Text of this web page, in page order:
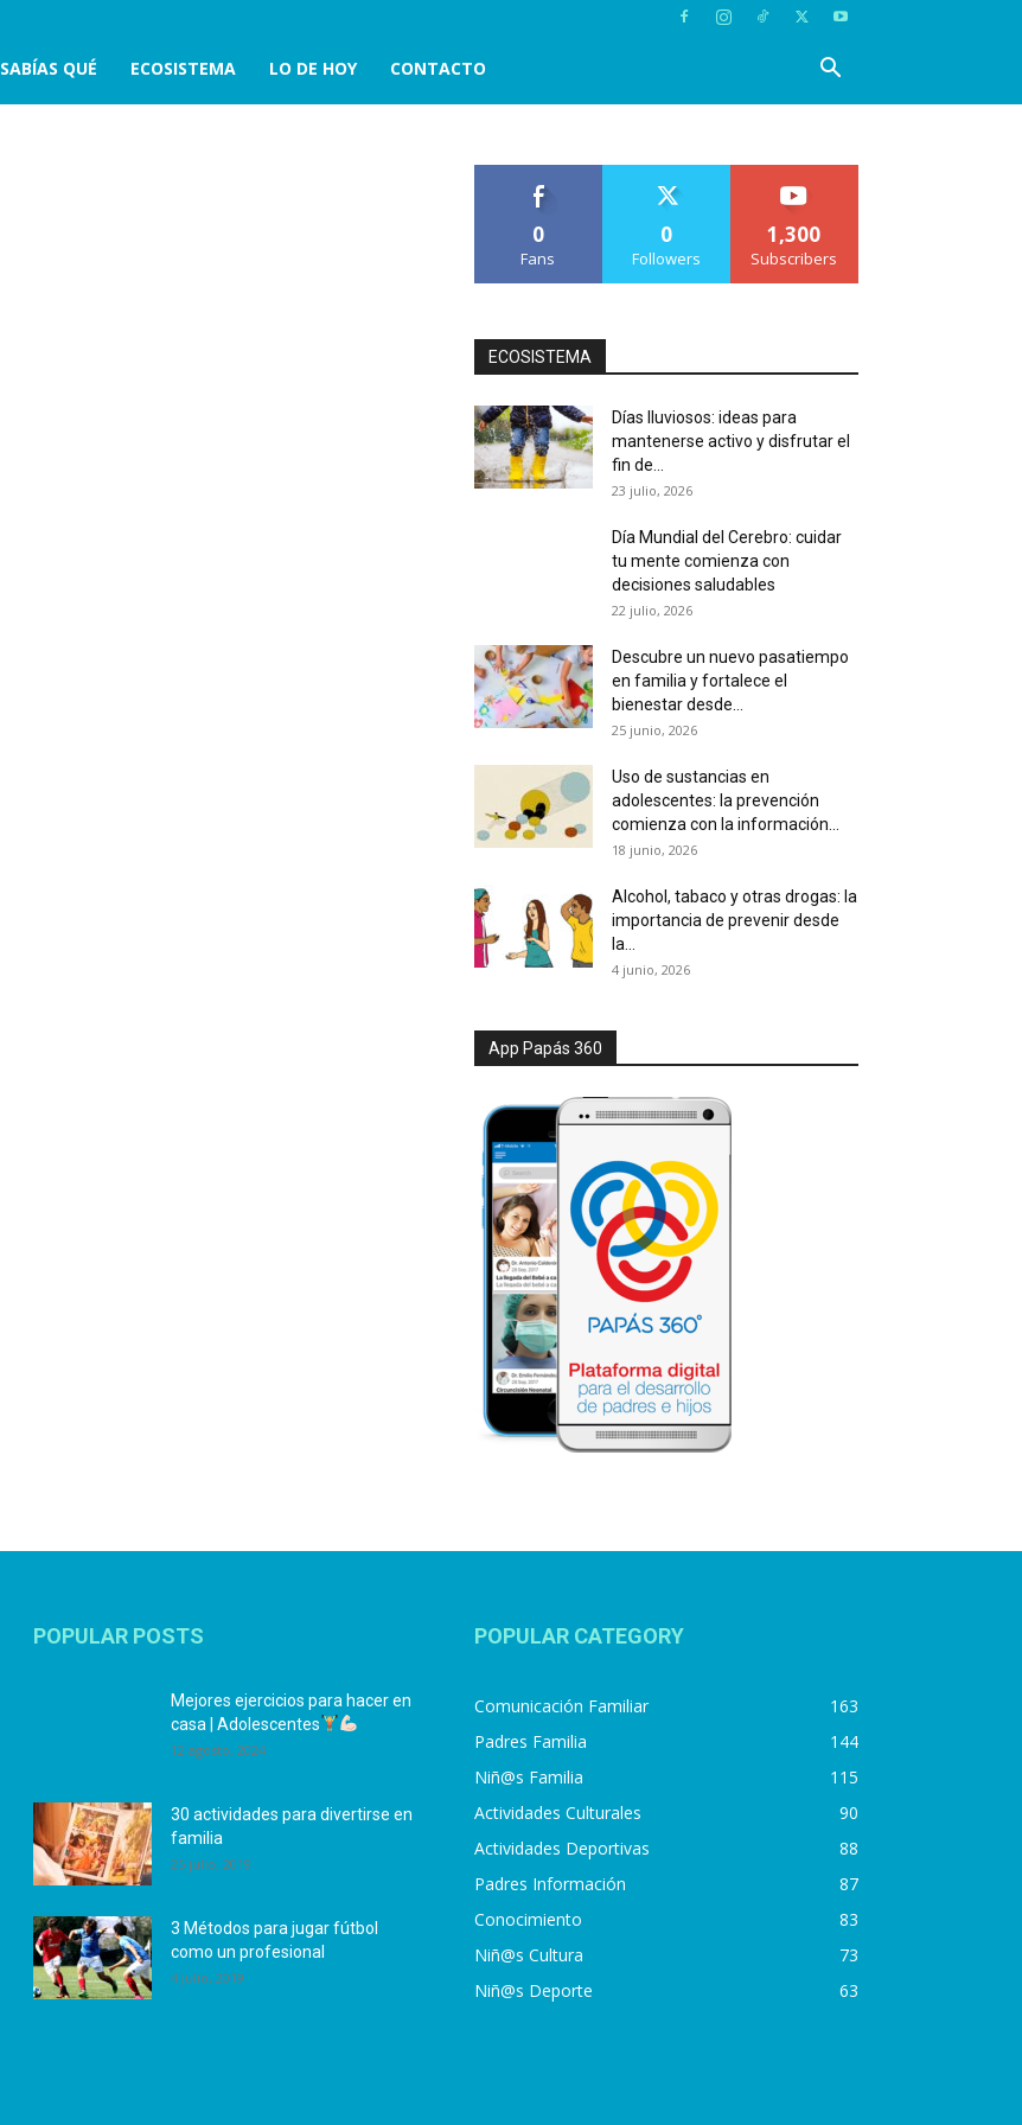
SABÍAS QUÉ ECOSISTEMA LO DE HOY CONTACTO
0
Fans
0
Followers
1,300
Subscribers
ECOSISTEMA
Días lluviosos: ideas para
mantenerse activo y disfrutar el
fin de...
23 julio, 2026
Día Mundial del Cerebro: cuidar
tu mente comienza con
decisiones saludables
22 julio, 2026
Descubre un nuevo pasatiempo
en familia y fortalece el
bienestar desde...
25 junio, 2026
Uso de sustancias en
adolescentes: la prevención
comienza con la información...
18 junio, 2026
Alcohol, tabaco y otras drogas: la
importancia de prevenir desde
la...
4 junio, 2026
App Papás 360
POPULAR POSTS
Mejores ejercicios para hacer en
casa | Adolescentes
12 agosto, 2024
30 actividades para divertirse en
familia
25 julio, 2019
3 Métodos para jugar fútbol
como un profesional
4 julio, 2019
POPULAR CATEGORY
Comunicación Familiar
163
Padres Familia
144
Niñ@s Familia
115
Actividades Culturales
90
Actividades Deportivas
88
Padres Información
87
Conocimiento
83
Niñ@s Cultura
73
Niñ@s Deporte
63